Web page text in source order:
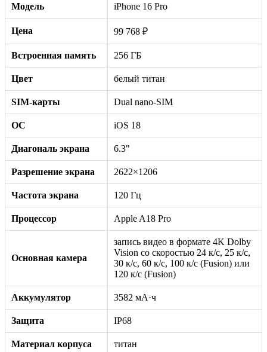
Модель iPhone 16 Pro
Цена 99 768 ₽
Встроенная память 256 ГБ
Цвет белый титан
SIM-карты Dual nano-SIM
ОС iOS 18
Диагональ экрана 6.3"
Разрешение экрана 2622×1206
Частота экрана 120 Гц
Процессор Apple A18 Pro
Основная камера
запись видео в формате 4K Dolby
Vision со скоростью 24 к/с, 25 к/с,
30 к/с, 60 к/с, 100 к/с (Fusion) или
120 к/с (Fusion)
Аккумулятор 3582 мА·ч
Защита IP68
Материал корпуса титан